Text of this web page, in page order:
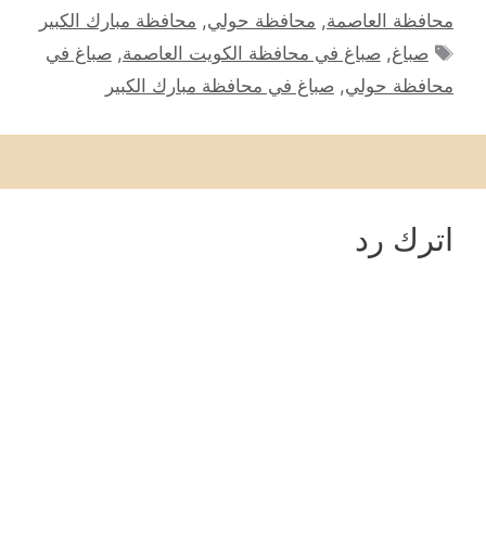
محافظة العاصمة, محافظة حولي, محافظة مبارك الكبير
الوسوم
صباغ, صباغ في محافظة الكويت العاصمة, صباغ في
محافظة حولي, صباغ في محافظة مبارك الكبير
اترك رد